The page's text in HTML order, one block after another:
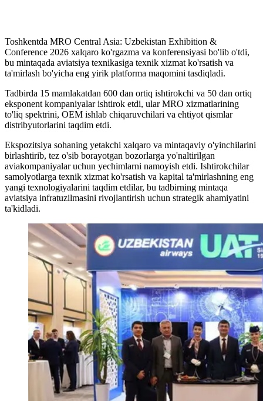
Toshkentda MRO Central Asia: Uzbekistan Exhibition &
Conference 2026 xalqaro ko'rgazma va konferensiyasi bo'lib o'tdi,
bu mintaqada aviatsiya texnikasiga texnik xizmat ko'rsatish va
ta'mirlash bo'yicha eng yirik platforma maqomini tasdiqladi.
Tadbirda 15 mamlakatdan 600 dan ortiq ishtirokchi va 50 dan ortiq
eksponent kompaniyalar ishtirok etdi, ular MRO xizmatlarining
to'liq spektrini, OEM ishlab chiqaruvchilari va ehtiyot qismlar
distribyutorlarini taqdim etdi.
Ekspozitsiya sohaning yetakchi xalqaro va mintaqaviy o'yinchilarini
birlashtirib, tez o'sib borayotgan bozorlarga yo'naltirilgan
aviakompaniyalar uchun yechimlarni namoyish etdi. Ishtirokchilar
samolyotlarga texnik xizmat ko'rsatish va kapital ta'mirlashning eng
yangi texnologiyalarini taqdim etdilar, bu tadbirning mintaqa
aviatsiya infratuzilmasini rivojlantirish uchun strategik ahamiyatini
ta'kidladi.